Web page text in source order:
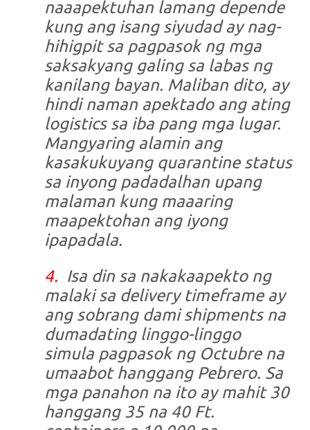
naaapektuhan lamang depende
kung ang isang siyudad ay nag-
hihigpit sa pagpasok ng mga
saksakyang galing sa labas ng
kanilang bayan. Maliban dito, ay
hindi naman apektado ang ating
logistics sa iba pang mga lugar.
Mangyaring alamin ang
kasakukuyang quarantine status
sa inyong padadalhan upang
malaman kung maaaring
maapektohan ang iyong
ipapadala.
4. Isa din sa nakakaapekto ng
malaki sa delivery timeframe ay
ang sobrang dami shipments na
dumadating linggo-linggo
simula pagpasok ng Octubre na
umaabot hanggang Pebrero. Sa
mga panahon na ito ay mahit 30
hanggang 35 na 40 Ft.